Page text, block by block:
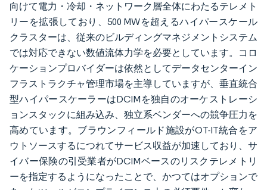
向けて電力・冷却・ネットワーク層全体にわたるテレメト
リーを拡張しており、500 MWを超えるハイパースケール
クラスターは、従来のビルディングマネジメントシステム
では対応できない数値流体力学を必要としています。コロ
ケーションプロバイダーは依然としてデータセンターイン
フラストラクチャ管理市場を主導していますが、垂直統合
型ハイパースケーラーはDCIMを独自のオーケストレーシ
ョンスタックに組み込み、独立系ベンダーへの競争圧力を
高めています。ブラウンフィールド施設がOT-IT統合をア
ウトソースするにつれてサービス収益が加速しており、サ
イバー保険の引受業者がDCIMベースのリスクテレメトリ
ーを指定するようになったことで、かつてはオプションで